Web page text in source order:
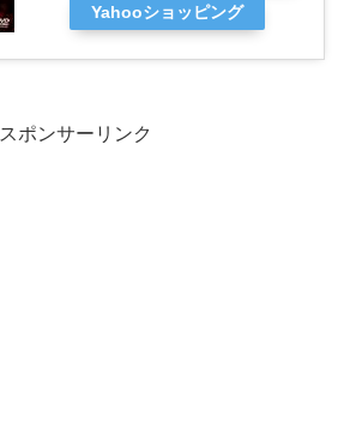
Yahooショッピング
スポンサーリンク